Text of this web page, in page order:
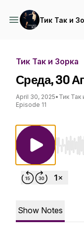
Тик Так и
Тик Так и Зорка
Среда, 30
April 30, 2025• Тик Так
Episode 11
Use
Show Notes